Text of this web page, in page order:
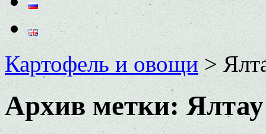
Картофель и овощи>
Архив метки:Ялтау